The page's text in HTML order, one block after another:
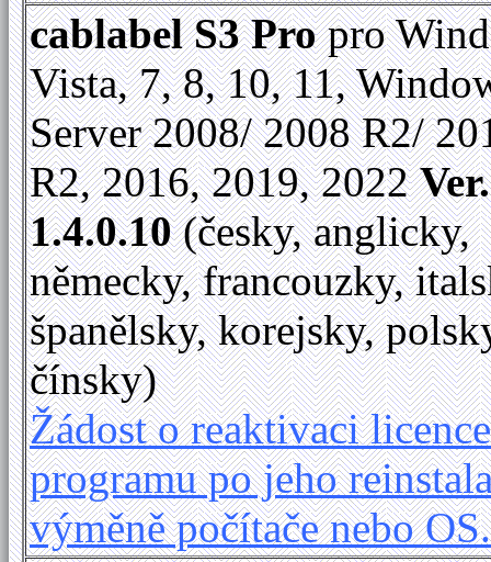
cablabel S3 Propro
Vista, 7, 8, 10, 11,
Server 2008/ 2008 R2/
R2, 2016, 2019, 2022Ver.
1.4.0.10(česky, anglicky,
německy, francouzky,
španělsky, korejsky,
čínsky)
Žádost o reaktivaci licence
programu po jeho
výměně počítače nebo